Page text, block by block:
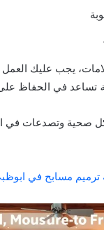
يجب عليك
تساعد في الحفاظ
صحية وتصدعات في
مسابح في